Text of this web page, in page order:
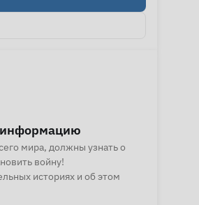
информацию
мира, должны узнать о
войну!
историях и об этом